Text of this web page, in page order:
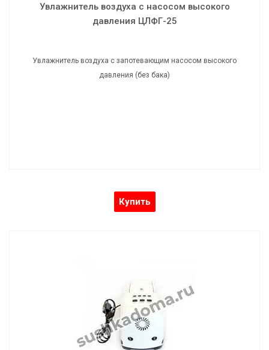
Увлажнитель воздуха с насосом высокого
давления ЦЛФГ-25
Увлажнитель воздуха с запотевающим насосом высокого
давления (без бака)
Купить
Увлажнитель воздуха с запотевающим насосом высокого
давления (без бака)